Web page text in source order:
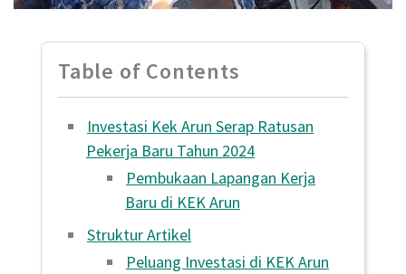
Table of Contents
Investasi Kek Arun Serap Ratusan
Pekerja Baru Tahun 2024
Pembukaan Lapangan Kerja
Baru di KEK Arun
Struktur Artikel
Peluang Investasi di KEK Arun